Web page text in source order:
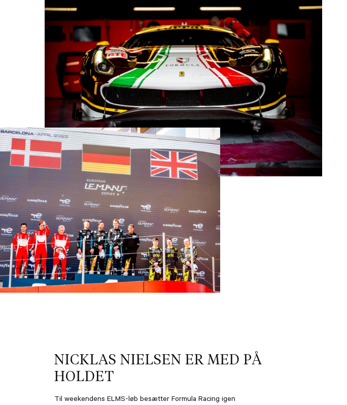
NICKLAS NIELSEN ER MED PÅ
HOLDET
Til weekendens ELMS-løb besætter Formula Racing igen